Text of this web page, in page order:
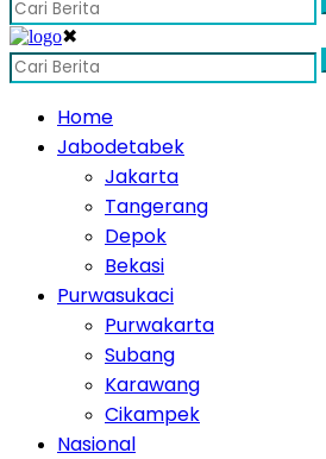
✖
Home
Jabodetabek
Jakarta
Tangerang
Depok
Bekasi
Purwasukaci
Purwakarta
Subang
Karawang
Cikampek
Nasional